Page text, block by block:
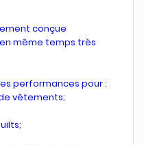
conçue
même temps très
performances pour :
vêtements;